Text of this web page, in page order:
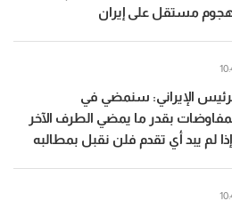
مستقل على إيران
الإيراني: سنمضي في
بقدر ما يمضي الطرف الآخر
لم يبد أي تقدم فلن نقبل بمطالبه